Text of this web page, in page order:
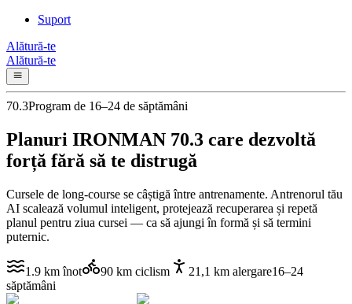
Suport
Alătură-te
Alătură-te
70.3Program de 16–24 de săptămâni
Planuri IRONMAN 70.3 care dezvoltă
forță fără să te distrugă
Cursele de long-course se câștigă între antrenamente. Antrenorul tău
AI scalează volumul inteligent, protejează recuperarea și repetă
planul pentru ziua cursei — ca să ajungi în formă și să termini
puternic.
1.9 km înot 90 km ciclism 21,1 km alergare16–24
săptămâni